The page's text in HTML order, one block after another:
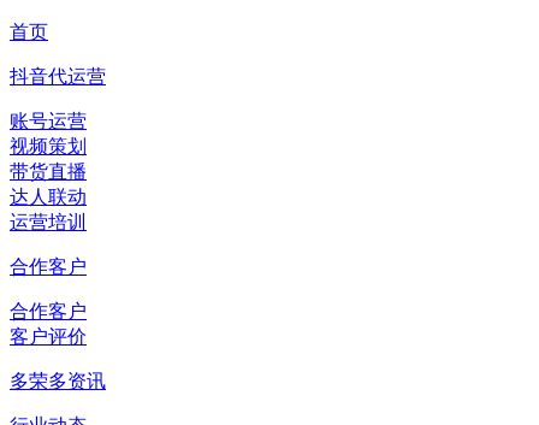
首页
抖音代运营
账号运营
视频策划
带货直播
达人联动
运营培训
合作客户
合作客户
客户评价
多荣多资讯